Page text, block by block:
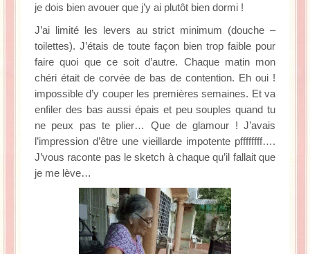
je dois bien avouer que j’y ai plutôt bien dormi !
J’ai limité les levers au strict minimum (douche –
toilettes). J’étais de toute façon bien trop faible pour
faire quoi que ce soit d’autre. Chaque matin mon
chéri était de corvée de bas de contention. Eh oui !
impossible d’y couper les premières semaines. Et va
enfiler des bas aussi épais et peu souples quand tu
ne peux pas te plier… Que de glamour ! J’avais
l’impression d’être une vieillarde impotente pffffffff….
J’vous raconte pas le sketch à chaque qu’il fallait que
je me lève…